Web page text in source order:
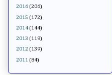
2016 (206)
2015 (172)
2014 (144)
2013 (119)
2012 (139)
2011 (84)